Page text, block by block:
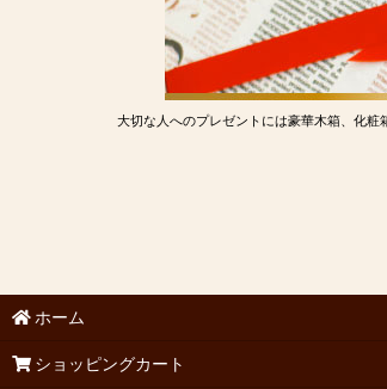
大切な人へのプレゼントには豪華木箱、化
ホーム
ショッピングカート